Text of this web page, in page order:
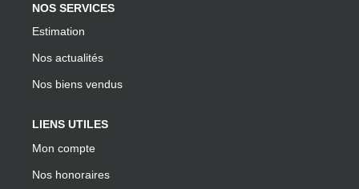
NOS SERVICES
Estimation
Nos actualités
Nos biens vendus
LIENS UTILES
Mon compte
Nos honoraires